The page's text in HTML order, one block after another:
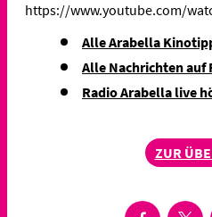
https://www.youtube.com/
Alle Arabella
Alle Nachrichten auf
Radio Arabella live
ZUR